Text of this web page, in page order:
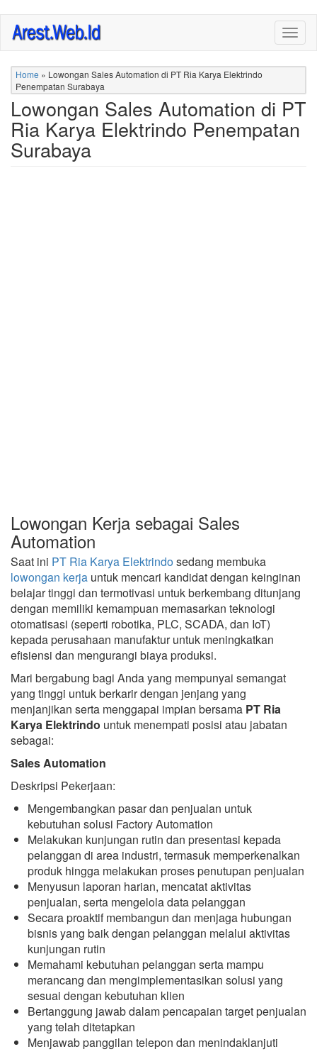
Skip
main
content
Home » Lowongan Sales Automation di PT Ria Karya Elektrindo
Penempatan Surabaya
Lowongan Sales Automation di PT
Ria Karya Elektrindo Penempatan
Surabaya
Lowongan Kerja sebagai Sales
Automation
Saat ini PT Ria Karya Elektrindosedang membuka
lowongan kerja untuk mencari kandidat dengan keinginan
belajar tinggi dan termotivasi untuk berkembang ditunjang
dengan memiliki kemampuan memasarkan teknologi
otomatisasi (seperti robotika, PLC, SCADA, dan IoT)
kepada perusahaan manufaktur untuk meningkatkan
efisiensi dan mengurangi biaya produksi.
Mari bergabung bagi Anda yang mempunyai semangat
yang tinggi untuk berkarir dengan jenjang yang
menjanjikan serta menggapai impian bersama PT Ria
Karya Elektrindo untuk menempati posisi atau jabatan
sebagai:
Sales Automation
Deskripsi Pekerjaan:
Mengembangkan pasar dan penjualan untuk
kebutuhan solusi Factory Automation
Melakukan kunjungan rutin dan presentasi kepada
pelanggan di area industri, termasuk memperkenalkan
produk hingga melakukan proses penutupan penjualan
Menyusun laporan harian, mencatat aktivitas
penjualan, serta mengelola data pelanggan
Secara proaktif membangun dan menjaga hubungan
bisnis yang baik dengan pelanggan melalui aktivitas
kunjungan rutin
Memahami kebutuhan pelanggan serta mampu
merancang dan mengimplementasikan solusi yang
sesuai dengan kebutuhan klien
Bertanggung jawab dalam pencapaian target penjualan
yang telah ditetapkan
Menjawab panggilan telepon dan menindaklanjuti